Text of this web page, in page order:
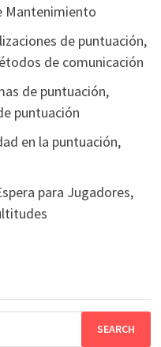
Mantenimiento
de puntuación,
de comunicación
de puntuación,
puntuación
en la puntuación,
para Jugadores,